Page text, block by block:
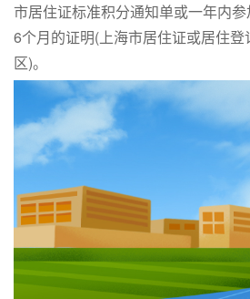
市居住证标准积分通知单或一年内
6个月的证明(上海市居住证或居住
区)。